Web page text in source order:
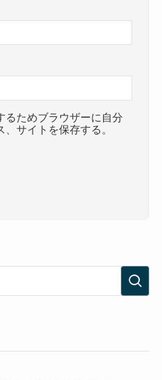
るためブラウザーに自分
サイトを保存する。